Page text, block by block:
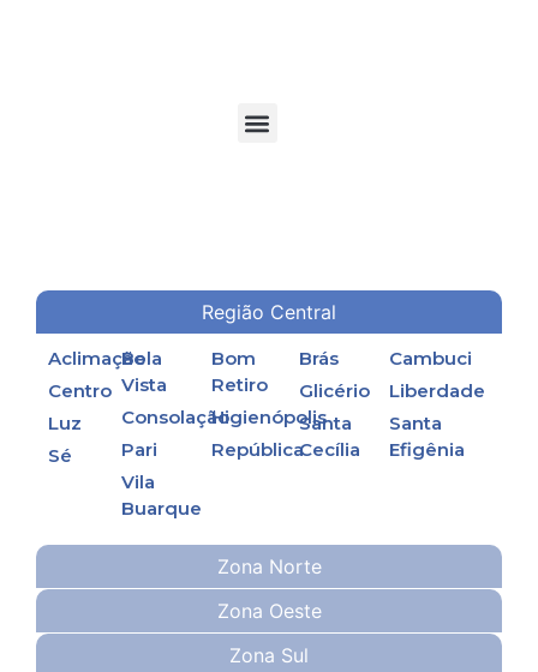
Região Central
Zona Norte
Zona Oeste
Zona Sul
Aclimação
Centro
Luz
Sé
Bela
Vista
Consolação
Pari
Vila
Buarque
Bom
Retiro
Higienópolis
República
Brás
Glicério
Santa
Cecília
Cambuci
Liberdade
Santa
Efigênia